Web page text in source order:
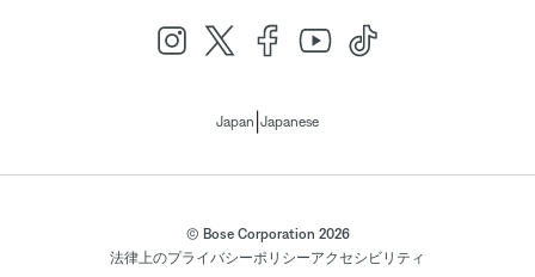
Japan Japanese
© Bose Corporation 2026
法律上のプライバシーポリシーアクセシビリティ